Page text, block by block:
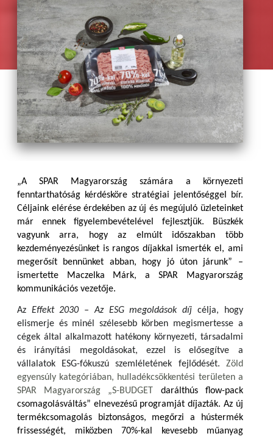
„A SPAR Magyarország számára a környezeti
fenntarthatóság kérdésköre stratégiai jelentőséggel bír.
Céljaink elérése érdekében az új és megújuló üzleteinket
már ennek figyelembevételével fejlesztjük. Büszkék
vagyunk arra, hogy az elmúlt időszakban több
kezdeményezésünket is rangos díjakkal ismerték el, ami
megerősít bennünket abban, hogy jó úton járunk” –
ismertette Maczelka Márk, a SPAR Magyarország
kommunikációs vezetője.
Az Effekt 2030 – Az ESG megoldások díj célja, hogy
elismerje és minél szélesebb körben megismertesse a
cégek által alkalmazott hatékony környezeti, társadalmi
és irányítási megoldásokat, ezzel is elősegítve a
vállalatok ESG-fókuszú szemléletének fejlődését. Zöld
egyensúly kategóriában, hulladékcsökkentési területen a
SPAR Magyarország „S-BUDGET darálthús flow-pack
csomagolásváltás” elnevezésű programját díjazták. Az új
termékcsomagolás biztonságos, megőrzi a hústermék
frissességét, miközben 70%-kal kevesebb műanyag